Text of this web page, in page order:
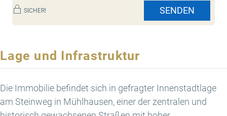
SICHER! SENDEN
Lage und Infrastruktur
Die Immobilie befindet sich in gefragter Innenstadtlage
am Steinweg in Mühlhausen, einer der zentralen und